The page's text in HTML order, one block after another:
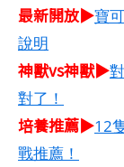
最新開放▶寶
說明
神獸vs神獸▶
對了！
培養推薦▶12
戰推薦！